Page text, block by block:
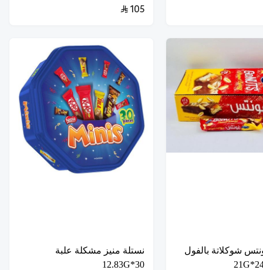
105
شوكلاتة بالفول
نستلة منيز مشكلة علبة
30*12.83G